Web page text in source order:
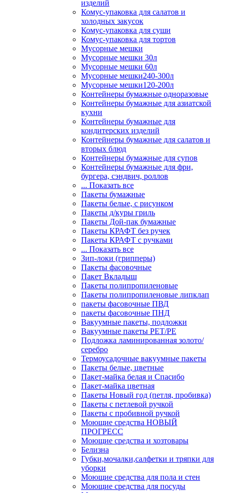
изделий
Комус-упаковка для салатов и
холодных закусок
Комус-упаковка для суши
Комус-упаковка для тортов
Мусорные мешки
Мусорные мешки 30л
Мусорные мешки 60л
Мусорные мешки240-300л
Мусорные мешки120-200л
Контейнеры бумажные одноразовые
Контейнеры бумажные для азиатской
кухни
Контейнеры бумажные для
кондитерских изделий
Контейнеры бумажные для салатов и
вторых блюд
Контейнеры бумажные для супов
Контейнеры бумажные для фри,
бургера, сэндвич, роллов
... Показать все
Пакеты бумажные
Пакеты белые, с рисунком
Пакеты д/куры гриль
Пакеты Дой-пак бумажные
Пакеты КРАФТ без ручек
Пакеты КРАФТ с ручками
... Показать все
Зип-локи (грипперы)
Пакеты фасовочные
Пакет Вкладыш
Пакеты полипропиленовые
Пакеты полипропиленовые липклап
пакеты фасовочные ПВД
пакеты фасовочные ПНД
Вакуумные пакеты, подложки
Вакуумные пакеты РЕТ/РЕ
Подложка ламинированная золото/
серебро
Термоусадочные вакуумные пакеты
Пакеты белые, цветные
Пакет-майка белая и Спасибо
Пакет-майка цветная
Пакеты Новый год (петля, пробивка)
Пакеты с петлевой ручкой
Пакеты с пробивной ручкой
Моющие средства НОВЫЙ
ПРОГРЕСС
Моющие средства и хозтовары
Белизна
Губки,мочалки,салфетки и тряпки для
уборки
Моющие средства для пола и стен
Моющие средства для посуды